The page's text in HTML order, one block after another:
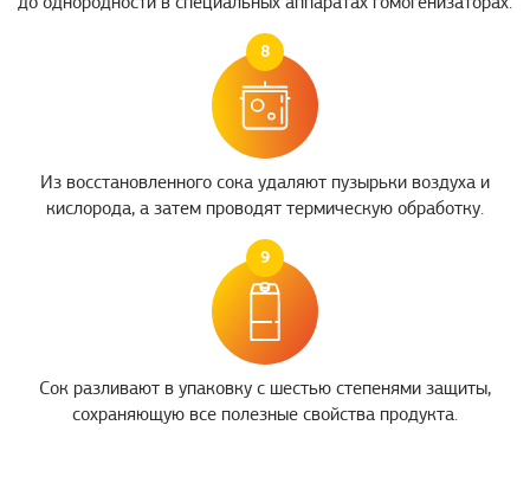
Из восстановленного сока удаляют пузырьки воздуха и
кислорода, а затем проводят термическую обработку.
8
Сок разливают в упаковку с шестью степенями защиты,
сохраняющую все полезные свойства продукта.
9